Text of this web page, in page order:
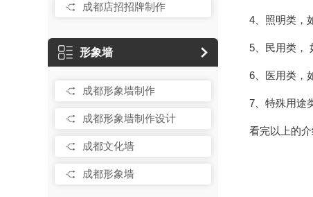
成都店招招牌制作
形象墙
成都形象墙制作
成都形象墙制作设计
成都文化墙
成都形象墙
4、照明类，
5、民用类，
6、医用类，
7、特殊用途
看完以上的